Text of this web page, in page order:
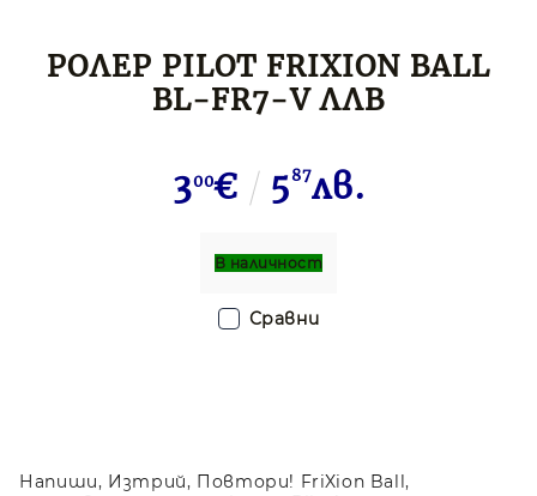
РОЛЕР PILOT FRIXION BALL
BL-FR7-V ЛЛВ
300€ 587лв.
В наличност
Напиши, Изтрий, Повтори! FriXion Ball,
Сравни